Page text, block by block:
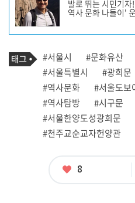
작
성
자
프
필
발로 뛰는 시민기
역사 문화 나들이'
기
사
관
련
태
그
태
그
#서울시 #문화유산
#서울특별시
#광희문
#역사문화
#서울도보
#역사탐방
#시구문
#서울한양도성광희문
#천주교순교자헌양관
좋
8